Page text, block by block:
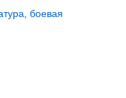
, боевая